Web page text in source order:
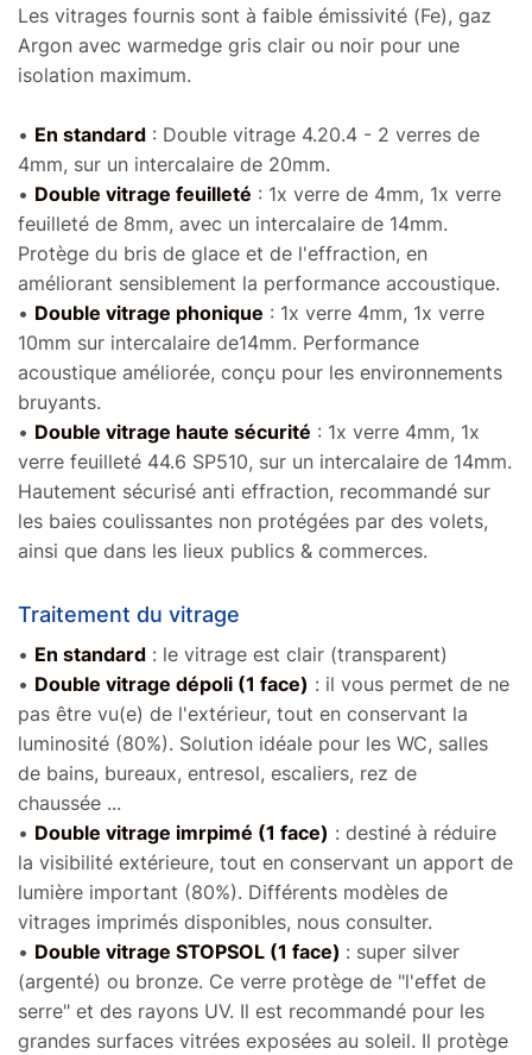
Les vitrages fournis sont à faible émissivité (Fe), gaz
Argon avec warmedge gris clair ou noir pour une
isolation maximum.
• En standard : Double vitrage 4.20.4 - 2 verres de
4mm, sur un intercalaire de 20mm.
• Double vitrage feuilleté : 1x verre de 4mm, 1x verre
feuilleté de 8mm, avec un intercalaire de 14mm.
Protège du bris de glace et de l'effraction, en
améliorant sensiblement la performance accoustique.
• Double vitrage phonique : 1x verre 4mm, 1x verre
10mm sur intercalaire de14mm. Performance
acoustique améliorée, conçu pour les environnements
bruyants.
• Double vitrage haute sécurité : 1x verre 4mm, 1x
verre feuilleté 44.6 SP510, sur un intercalaire de 14mm.
Hautement sécurisé anti effraction, recommandé sur
les baies coulissantes non protégées par des volets,
ainsi que dans les lieux publics & commerces.
Traitement du vitrage
• En standard : le vitrage est clair (transparent)
• Double vitrage dépoli (1 face) : il vous permet de ne
pas être vu(e) de l'extérieur, tout en conservant la
luminosité (80%). Solution idéale pour les WC, salles
de bains, bureaux, entresol, escaliers, rez de
chaussée ...
• Double vitrage imrpimé (1 face) : destiné à réduire
la visibilité extérieure, tout en conservant un apport de
lumière important (80%). Différents modèles de
vitrages imprimés disponibles, nous consulter.
‍• Double vitrage STOPSOL (1 face) : super silver
(argenté) ou bronze. Ce verre protège de "l'effet de
serre" et des rayons UV. Il est recommandé pour les
grandes surfaces vitrées exposées au soleil. Il protège
Gris anthracite Laqué
EXT + Blanc 9016 Masse
INT+15%
Gris Clair 7035 Laqué
INT/EXT+30%
Gris clair 7035 Laqué
EXT + Blanc 9016 Masse
Autre coloris Laqué
INT/EXT +30%
+ Blanc 9016 Masse INT
En savoir plus sur les coloris extérieurs